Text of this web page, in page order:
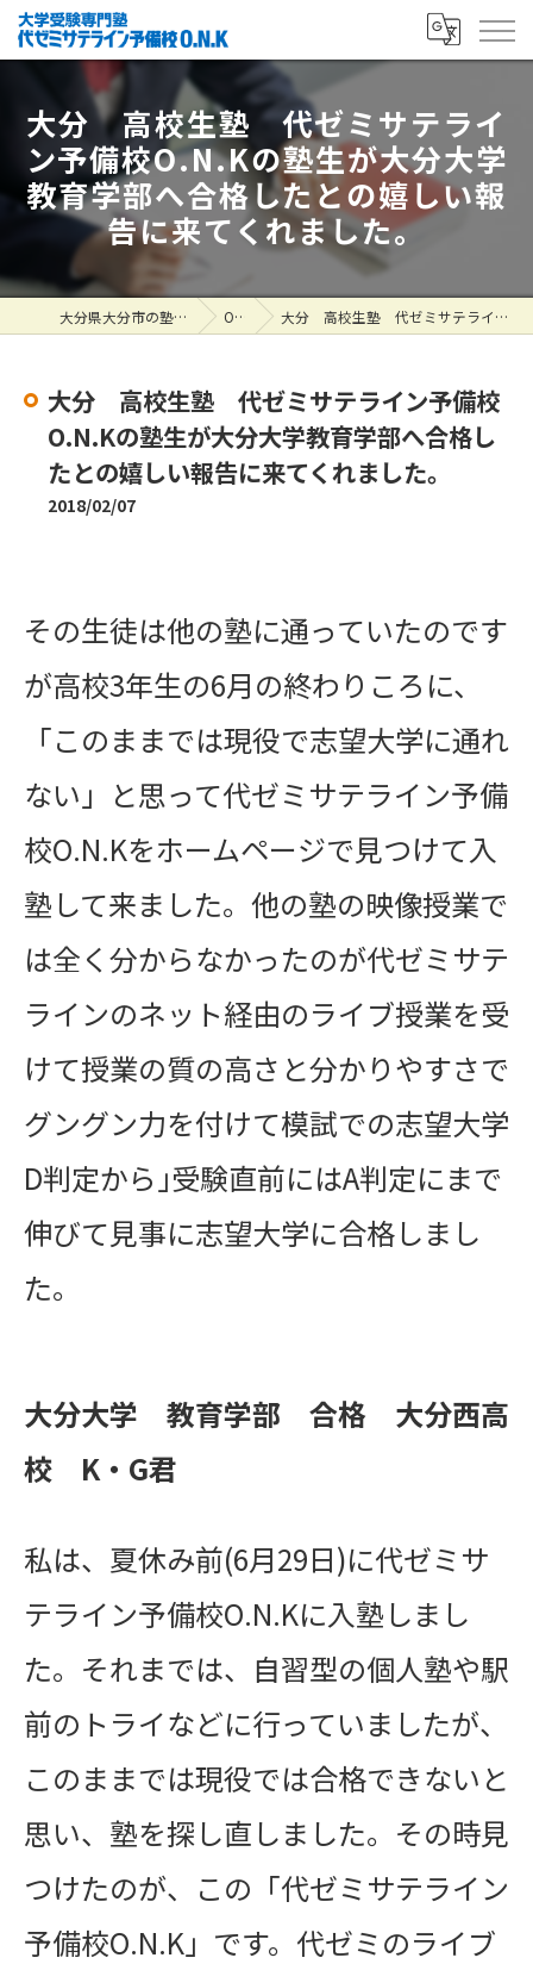
大分 高校生塾 代ゼミサテライ
ン予備校O.N.Kの塾生が大分大学
教育学部へ合格したとの嬉しい報
告に来てくれました。
大分県大分市の塾なら大学受験専門塾 代ゼミサテライン予備校O.N.K ONK掲示板 大分 高校生塾 代ゼミサテライン予備校O.N.Kの塾生が大分大学教育学部へ合格したとの嬉しい報告に来てくれました。
大分 高校生塾 代ゼミサテライン予備校
O.N.Kの塾生が大分大学教育学部へ合格し
たとの嬉しい報告に来てくれました。
2018/02/07
その生徒は他の塾に通っていたのです
が高校3年生の6月の終わりころに、
「このままでは現役で志望大学に通れ
ない」と思って代ゼミサテライン予備
校O.N.Kをホームページで見つけて入
塾して来ました。他の塾の映像授業で
は全く分からなかったのが代ゼミサテ
ラインのネット経由のライブ授業を受
けて授業の質の高さと分かりやすさで
グングン力を付けて模試での志望大学
D判定から｣受験直前にはA判定にまで
伸びて見事に志望大学に合格しまし
た。
大分大学 教育学部 合格 大分西高
校 K・G君
私は、夏休み前(6月29日)に代ゼミサ
テライン予備校O.N.Kに入塾しまし
た。それまでは、自習型の個人塾や駅
前のトライなどに行っていましたが、
このままでは現役では合格できないと
思い、塾を探し直しました。その時見
つけたのが、この「代ゼミサテライン
予備校O.N.K」です。代ゼミのライブ